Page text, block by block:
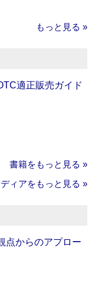
もっと見る »
適正販売ガイド
書籍をもっと見る »
ィアをもっと見る »
点からのアプロー